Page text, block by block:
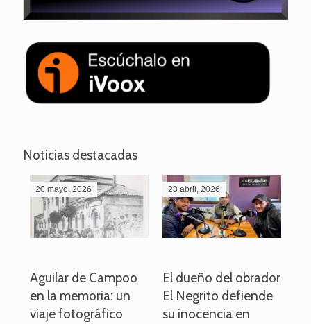
Noticias destacadas
20 mayo, 2026
Aguilar de Campoo
en la memoria: un
viaje fotográfico
28 abril, 2026
El dueño del obrador
El Negrito defiende
su inocencia en